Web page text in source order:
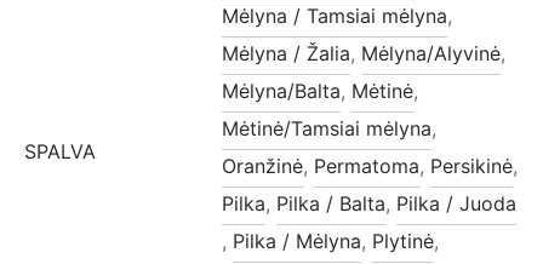
SPALVA
Mėlyna / Tamsiai mėlyna,
Mėlyna / Žalia, Mėlyna/Alyvinė,
Mėlyna/Balta, Mėtinė,
Mėtinė/Tamsiai mėlyna,
Oranžinė, Permatoma, Persikinė,
Pilka, Pilka / Balta, Pilka / Juoda
, Pilka / Mėlyna, Plytinė,